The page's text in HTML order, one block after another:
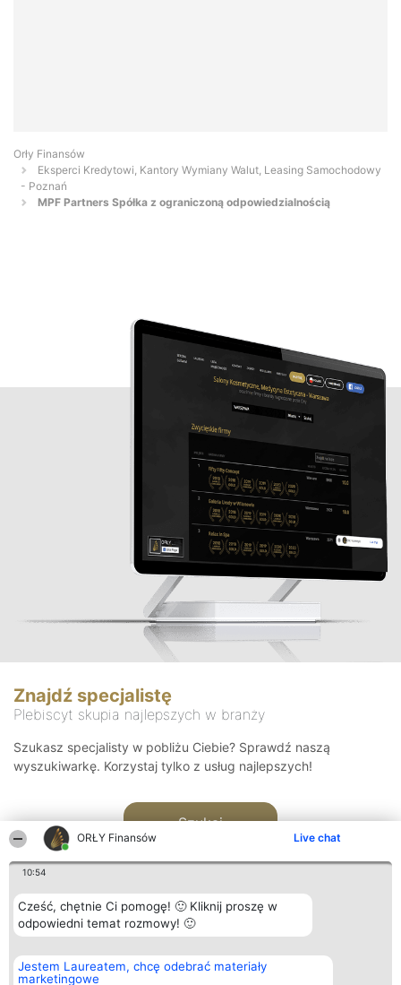
ORŁY Finansów Live chat
10:54
Cześć, chętnie Ci pomogę! 🙂 Kliknij proszę w
odpowiedni temat rozmowy! 🙂
Jestem Laureatem, chcę odebrać materiały
marketingowe
Orły Finansów
Eksperci Kredytowi, Kantory Wymiany Walut, Leasing Samochodowy
- Poznań
MPF Partners Spółka z ograniczoną odpowiedzialnością
Znajdź specjalistę
Plebiscyt skupia najlepszych w branży
Szukasz specjalisty w pobliżu Ciebie? Sprawdź naszą
wyszukiwarkę. Korzystaj tylko z usług najlepszych!
Szukaj
Organizator plebiscytu
Bright Side Solutions sp. z o.
o. sp. k.
Plebiscyt
Laureaci
Kontakt
Kontakt